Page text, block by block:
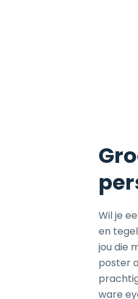
Wil je
en
jou die
poster
ware